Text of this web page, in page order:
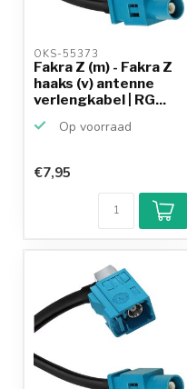
OKS-55373
Fakra Z (m) - Fakra Z
haaks (v) antenne
verlengkabel | RG...
Op voorraad
€7,95